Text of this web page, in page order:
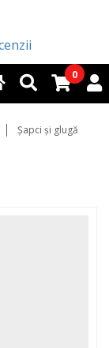
0
Şapci şi glugă